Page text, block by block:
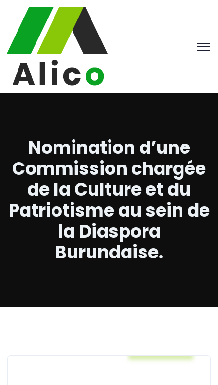
Nomination d’une
Commission chargée
de la Culture et du
Patriotisme au sein de
la Diaspora
Burundaise.